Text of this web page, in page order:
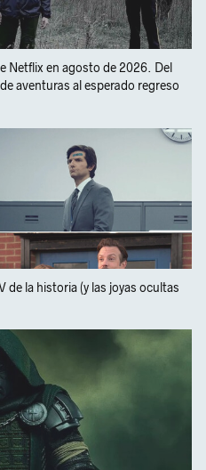
Netflix en agosto de 2026. Del
aventuras al esperado regreso
de la historia (y las joyas ocultas